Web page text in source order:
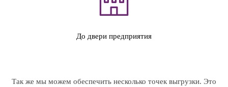
До двери предприятия
Так же мы можем обеспечить несколько точек выгрузки. Это